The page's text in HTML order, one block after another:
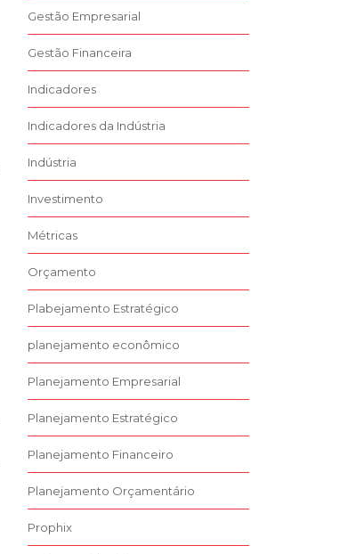
Gestão Empresarial
Gestão Financeira
Indicadores
Indicadores da Indústria
Indústria
Investimento
Métricas
Orçamento
Plabejamento Estratégico
planejamento econômico
Planejamento Empresarial
Planejamento Estratégico
Planejamento Financeiro
Planejamento Orçamentário
Prophix